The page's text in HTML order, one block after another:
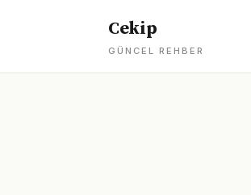
Cekip
GÜNCEL REHBER